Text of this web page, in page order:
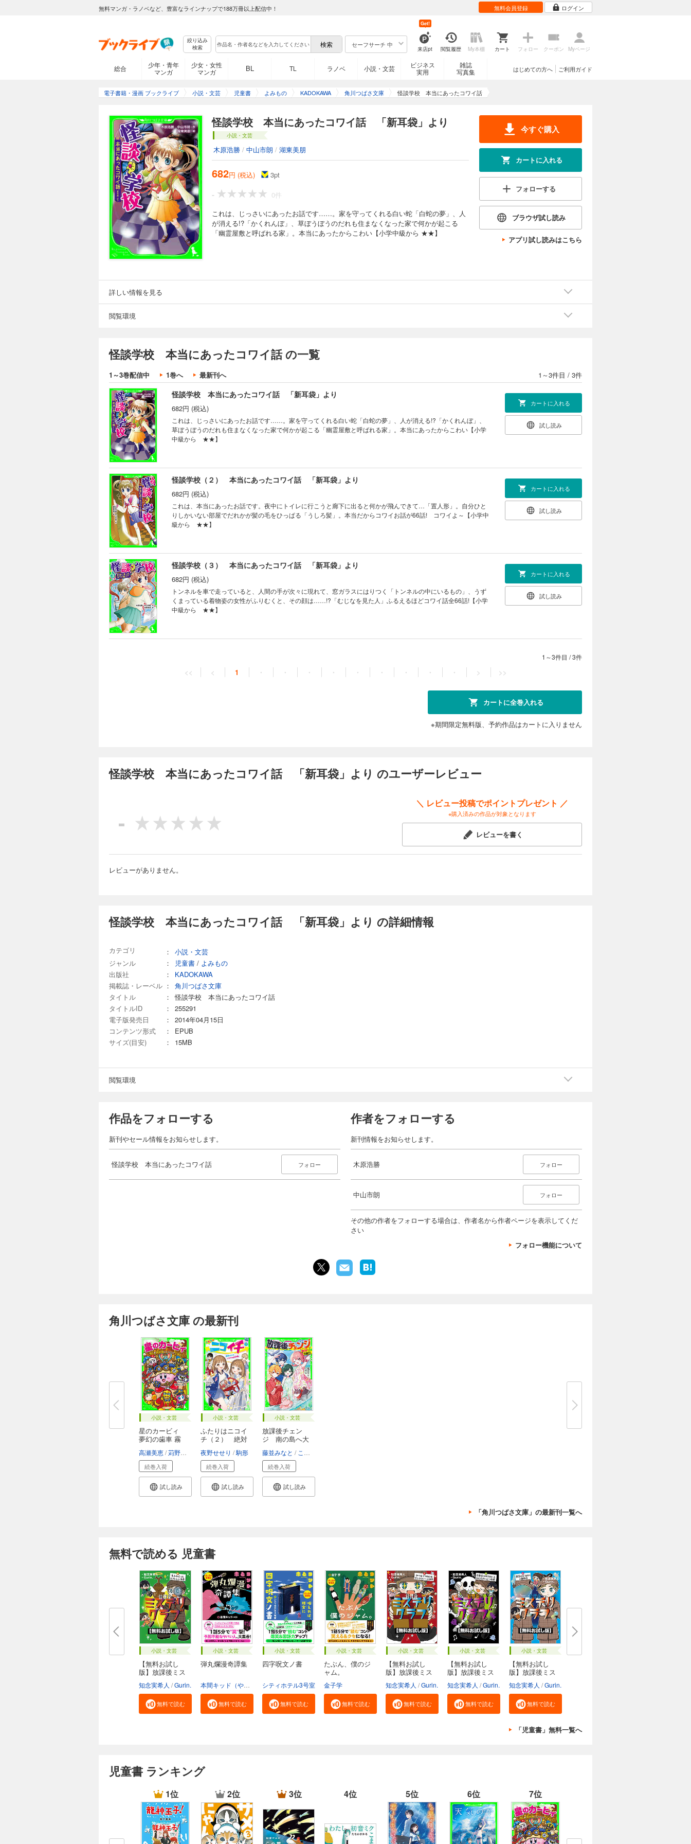
無料マンガ・ラノベなど、豊富なラインナップで188万冊以上配信中！ 無料会員登録 ログイン
絞り込み
検索
セーフサーチ 中
来店pt
Get!
閲覧履歴 My本棚 カート フォロー クーポン Myページ
総合
少年・青年
マンガ
少女・女性
マンガ
BL TL ラノベ 小説・文芸
ビジネス
実用
雑誌
写真集
ご利用ガイド
はじめての方へ
電子書籍・漫画 ブックライブ 小説・文芸 児童書 よみもの KADOKAWA 角川つばさ文庫 怪談学校 本当にあったコワイ話
怪談学校 本当にあったコワイ話 「新耳袋」より
小説・文芸
木原浩勝 / 中山市朗 / 湖東美朋
682円 (税込) 3pt
-
0件
これは、じっさいにあったお話です……。家を守ってくれる白い蛇「白蛇の夢」、人
が消える!?「かくれんぼ」、草ぼうぼうのだれも住まなくなった家で何かが起こる
「幽霊屋敷と呼ばれる家」。本当にあったからこわい【小学中級から ★★】
今すぐ購入
カートに入れる
フォローする
ブラウザ試し読み
アプリ試し読みはこちら
詳しい情報を見る
閲覧環境
怪談学校 本当にあったコワイ話 の一覧
1～3巻配信中 1巻へ 最新刊へ 1～3件目 / 3件
怪談学校 本当にあったコワイ話 「新耳袋」より
682円 (税込)
これは、じっさいにあったお話です……。家を守ってくれる白い蛇「白蛇の夢」、人が消える!?「かくれんぼ」、
草ぼうぼうのだれも住まなくなった家で何かが起こる「幽霊屋敷と呼ばれる家」。本当にあったからこわい【小学
中級から ★★】
カートに入れる
試し読み
怪談学校（２） 本当にあったコワイ話 「新耳袋」より
682円 (税込)
これは、本当にあったお話です。夜中にトイレに行こうと廊下に出ると何かが飛んできて…「置人形」。自分ひと
りしかいない部屋でだれかが髪の毛をひっぱる「うしろ髪」。本当だからコワイお話が66話! コワイよ～【小学中
級から ★★】
カートに入れる
試し読み
怪談学校（３） 本当にあったコワイ話 「新耳袋」より
682円 (税込)
トンネルを車で走っていると、人間の手が次々に現れて、窓ガラスにはりつく「トンネルの中にいるもの」、うず
くまっている着物姿の女性がふりむくと、その顔は……!?「むじなを見た人」ふるえるほどコワイ話全66話!【小学
中級から ★★】
カートに入れる
試し読み
1～3件目 /3件
<< < 1 ・ ・ ・ ・ ・ ・ ・ ・ ・ > >>
カートに全巻入れる
※期間限定無料版、予約作品はカートに入りません
怪談学校 本当にあったコワイ話 「新耳袋」より のユーザーレビュー
-
＼ レビュー投稿でポイントプレゼント ／
※購入済みの作品が対象となります
レビューを書く
レビューがありません。
怪談学校 本当にあったコワイ話 「新耳袋」より の詳細情報
カテゴリ ：
小説・文芸
ジャンル
： 児童書 / よみもの
出版社
：
KADOKAWA
掲載誌・レーベル ：
角川つばさ文庫
タイトル
：
怪談学校 本当にあったコワイ話
タイトルID
：
255291
電子版発売日
：
2014年04月15日
コンテンツ形式
：
EPUB
サイズ(目安)
： 15MB
閲覧環境
作品をフォローする
新刊やセール情報をお知らせします。
怪談学校 本当にあったコワイ話 フォロー
作者をフォローする
新刊情報をお知らせします。
木原浩勝 フォロー
中山市朗 フォロー
その他の作者をフォローする場合は、作者名から作者ページを表示してくだ
さい
フォロー機能について
角川つばさ文庫 の最新刊
小説・文芸
星のカービィ
夢幻の歯車 霧
高瀬美恵 苅野タウ ぽと
続巻入荷
試し読み
小説・文芸
ふたりはニコイ
チ（２） 絶対
夜野せせり 駒形
続巻入荷
試し読み
小説・文芸
放課後チェン
ジ 南の島へ大
藤並みなと こよせ
続巻入荷
試し読み
「角川つばさ文庫」の最新刊一覧へ
無料で読める 児童書
小説・文芸
【無料お試し
版】放課後ミス
知念実希人 Gurin.
無料で読む
小説・文芸
弾丸爛漫奇譚集
無料で読む
小説・文芸
四字呪文ノ書
シティホテル3号室
無料で読む
小説・文芸
たぶん、僕のジ
ャム。
金子学
無料で読む
小説・文芸
【無料お試し
版】放課後ミス
知念実希人 Gurin.
無料で読む
小説・文芸
【無料お試し
版】放課後ミス
知念実希人 Gurin.
無料で読む
小説・文芸
【無料お試し
版】放課後ミス
知念実希人 Gurin.
無料で読む
「児童書」無料一覧へ
児童書 ランキング
1位 2位 3位 4位 5位 6位 7位